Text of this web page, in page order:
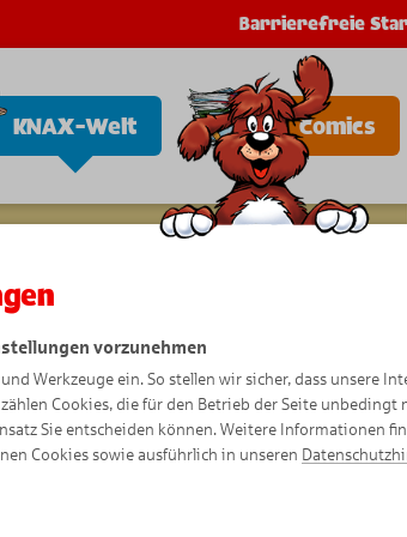
Barrierefreie
KNAX-Welt Comics
vorzunehmen
Werkzeuge ein. So stellen wir sicher, dass unsere
Cookies, die für den Betrieb der Seite unbedingt
Sie entscheiden können. Weitere Informationen
Cookies sowie ausführlich in unseren